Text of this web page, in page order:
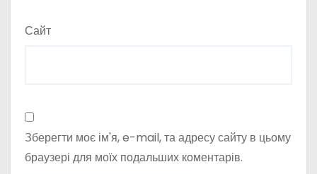
Сайт
Зберегти моє ім'я, e-mail, та адресу сайту в цьому
браузері для моїх подальших коментарів.